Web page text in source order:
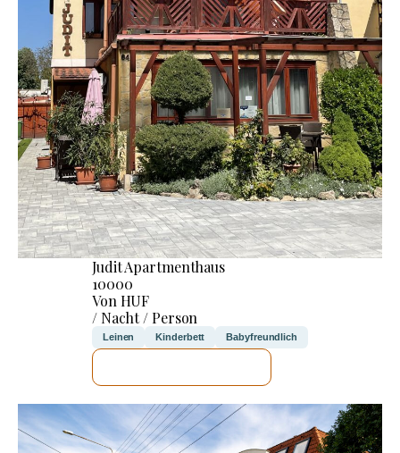
Judit Apartmenthaus
10000
Von HUF
/ Nacht / Person
Leinen Kinderbett Babyfreundlich